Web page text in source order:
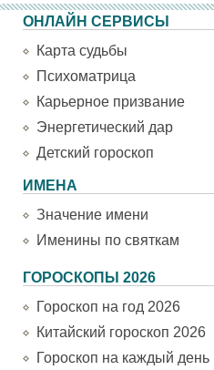
ОНЛАЙН СЕРВИСЫ
Карта судьбы
Психоматрица
Карьерное призвание
Энергетический дар
Детский гороскоп
ИМЕНА
Значение имени
Именины по святкам
ГОРОСКОПЫ 2026
Гороскоп на год 2026
Китайский гороскоп 2026
Гороскоп на каждый день